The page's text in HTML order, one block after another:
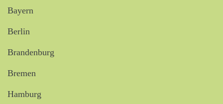
Bayern
Berlin
Brandenburg
Bremen
Hamburg